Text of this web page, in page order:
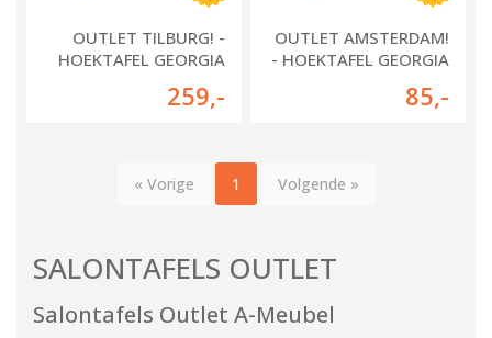
OUTLET TILBURG! -
HOEKTAFEL GEORGIA
259,-
OUTLET AMSTERDAM!
- HOEKTAFEL GEORGIA
85,-
« Vorige 1 Volgende »
SALONTAFELS OUTLET
Salontafels Outlet A-Meubel